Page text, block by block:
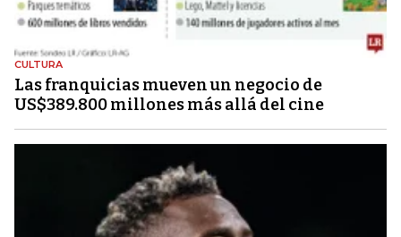
CULTURA
Las franquicias mueven un negocio de
US$389.800 millones más allá del cine